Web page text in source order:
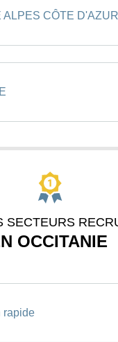
ALPES CÔTE D'AZUR
SECTEURS
OCCITANIE
rapide